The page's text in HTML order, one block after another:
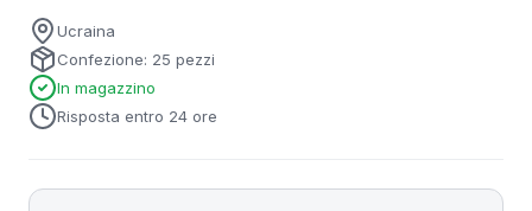
Ucraina
Confezione: 25 pezzi
In magazzino
Risposta entro 24 ore